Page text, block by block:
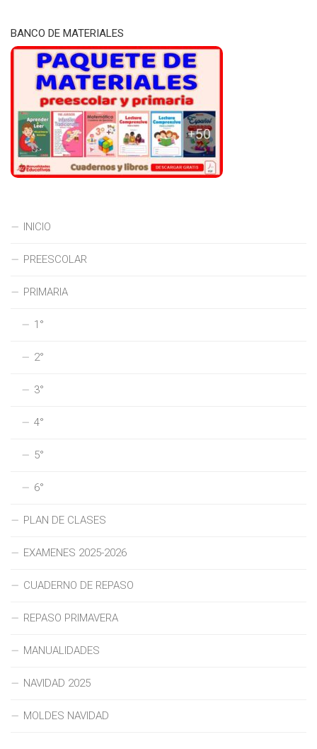
BANCO DE MATERIALES
INICIO
PREESCOLAR
PRIMARIA
1°
2°
3°
4°
5°
6°
PLAN DE CLASES
EXAMENES 2025-2026
CUADERNO DE REPASO
REPASO PRIMAVERA
MANUALIDADES
NAVIDAD 2025
MOLDES NAVIDAD